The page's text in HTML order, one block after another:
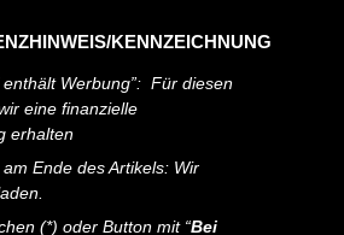
KENNZEICHNUNG
enthält Werbung”: Für diesen
eine finanzielle
erhalten
am Ende des Artikels: Wir
(*) oder Button mit “Bei